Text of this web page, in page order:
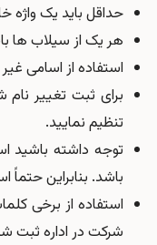
حداقل باید یک
هر یک از سیلاب ها
استفاده از اسامی
برای ثبت تغییر
تنظیم نمایید.
توجه داشته باشید
باشد. بنابراین حتماً
استفاده از برخی
شرکت در اداره ثبت